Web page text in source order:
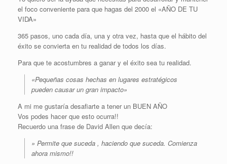
el foco conveniente para que hagas del 2000 el «AÑO DE TU
VIDA»
365 pasos, uno cada día, una y otra vez, hasta que el hábito del
éxito se convierta en tu realidad de todos los días.
Para que te acostumbres a ganar y el éxito sea tu realidad.
«Pequeñas cosas hechas en lugares estratégicos
pueden causar un gran impacto»
A mi me gustaría desafiarte a tener un BUEN AÑO
Vos podes hacer que esto ocurra!!
Recuerdo una frase de David Allen que decía:
» Permite que suceda , haciendo que suceda. Comienza
ahora mismo!!